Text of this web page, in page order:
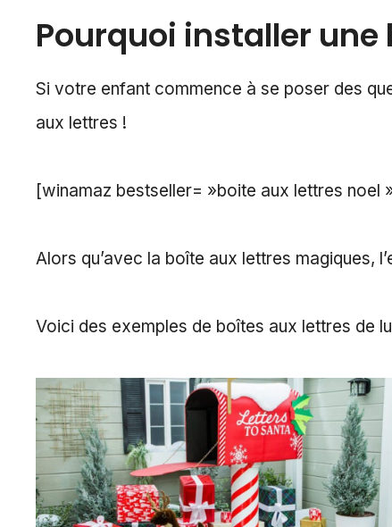
Pourquoi installer
Si votre enfant commence à se poser des
aux lettres !
[winamaz bestseller= »boite aux lettres noel
Alors qu’avec la boîte aux lettres magiques,
Voici des exemples de boîtes aux lettres de